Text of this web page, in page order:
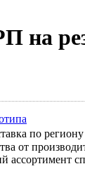
на
по
от
ассортимент